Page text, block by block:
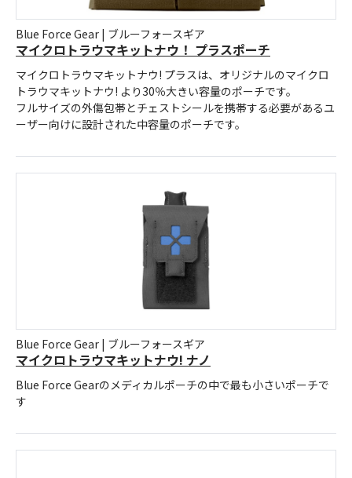
Blue Force Gear | ブルーフォースギア
マイクロトラウマキットナウ！ プラスポーチ
マイクロトラウマキットナウ! プラスは、オリジナルのマイクロ
トラウマキットナウ! より30％大きい容量のポーチです。
フルサイズの外傷包帯とチェストシールを携帯する必要があるユ
ーザー向けに設計された中容量のポーチです。
Blue Force Gear | ブルーフォースギア
マイクロトラウマキットナウ! ナノ
Blue Force Gearのメディカルポーチの中で最も小さいポーチで
す